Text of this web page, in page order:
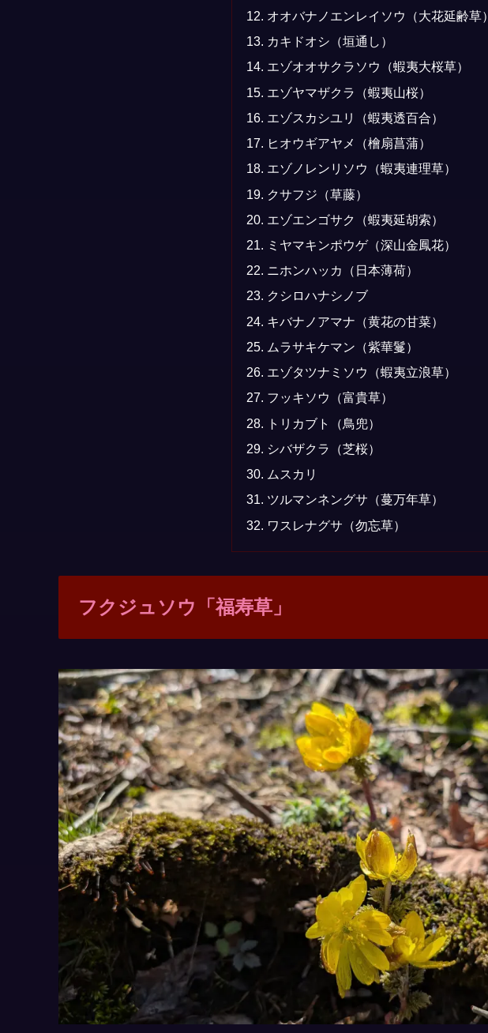
オオバナノエンレイソウ（大花延齢草）
カキドオシ（垣通し）
エゾオオサクラソウ（蝦夷大桜草）
エゾヤマザクラ（蝦夷山桜）
エゾスカシユリ（蝦夷透百合）
ヒオウギアヤメ（檜扇菖蒲）
エゾノレンリソウ（蝦夷連理草）
クサフジ（草藤）
エゾエンゴサク（蝦夷延胡索）
ミヤマキンポウゲ（深山金鳳花）
ニホンハッカ（日本薄荷）
クシロハナシノブ
キバナノアマナ（黄花の甘菜）
ムラサキケマン（紫華鬘）
エゾタツナミソウ（蝦夷立浪草）
フッキソウ（富貴草）
トリカブト（鳥兜）
シバザクラ（芝桜）
ムスカリ
ツルマンネングサ（蔓万年草）
ワスレナグサ（勿忘草）
フクジュソウ「福寿草」